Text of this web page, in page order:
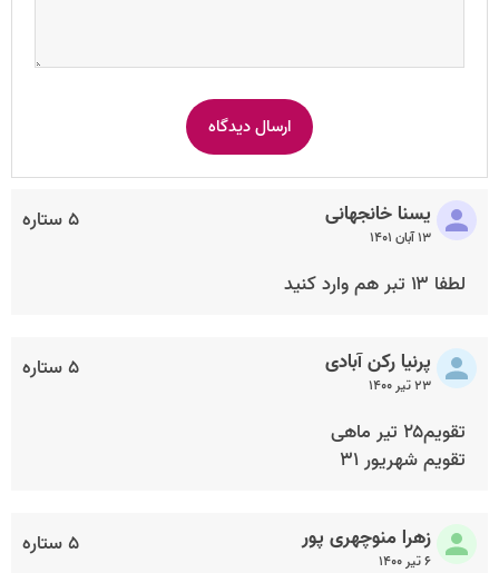
۵ ستاره یسنا خانجهانی
۱۳ آبان ۱۴۰۱
لطفا ۱۳ تبر هم وارد کنید
۵ ستاره پرنیا رکن آبادی
۲۳ تیر ۱۴۰۰
تقویم۲۵ تیر ماهی
تقویم شهریور ۳۱
۵ ستاره زهرا منوچهری پور
۶ تیر ۱۴۰۰